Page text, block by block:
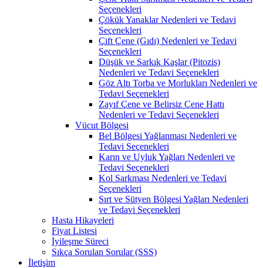
Seçenekleri
Çökük Yanaklar Nedenleri ve Tedavi
Seçenekleri
Çift Çene (Gıdı) Nedenleri ve Tedavi
Seçenekleri
Düşük ve Sarkık Kaşlar (Pitozis)
Nedenleri ve Tedavi Seçenekleri
Göz Altı Torba ve Morlukları Nedenleri ve
Tedavi Seçenekleri
Zayıf Çene ve Belirsiz Çene Hattı
Nedenleri ve Tedavi Seçenekleri
Vücut Bölgesi
Bel Bölgesi Yağlanması Nedenleri ve
Tedavi Seçenekleri
Karın ve Uyluk Yağları Nedenleri ve
Tedavi Seçenekleri
Kol Sarkması Nedenleri ve Tedavi
Seçenekleri
Sırt ve Sütyen Bölgesi Yağları Nedenleri
ve Tedavi Seçenekleri
Hasta Hikayeleri
Fiyat Listesi
İyileşme Süreci
Sıkça Sorulan Sorular (SSS)
İletişim